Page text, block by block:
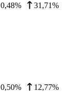
0,48% 31,71%
0,50% 12,77%